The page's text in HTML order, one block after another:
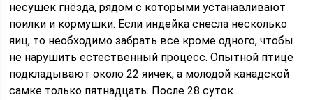
несушек гнёзда, рядом с которыми устанавливают
поилки и кормушки. Если индейка снесла несколько
яиц, то необходимо забрать все кроме одного, чтобы
не нарушить естественный процесс. Опытной птице
подкладывают около 22 яичек, а молодой канадской
самке только пятнадцать. После 28 суток